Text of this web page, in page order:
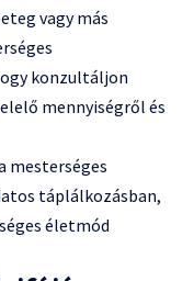
vagy más
konzultáljon
mennyiségről és
mesterséges
táplálkozásban,
életmód